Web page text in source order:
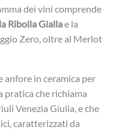
dei vini comprende
Ribolla Giallae la
Zero, oltre al Merlot
anfore in ceramica per
pratica che richiama
Venezia Giulia, e che
caratterizzati da